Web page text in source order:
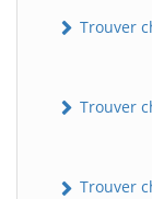
Trouver
Trouver
Trouver